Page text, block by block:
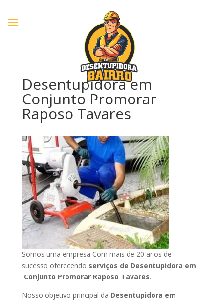
Desentupidora em
Conjunto Promorar
Raposo Tavares
Somos uma empresa Com mais de 20 anos de
sucesso oferecendo serviços de Desentupidora em
Conjunto Promorar Raposo Tavares.
Nosso objetivo principal da Desentupidora em